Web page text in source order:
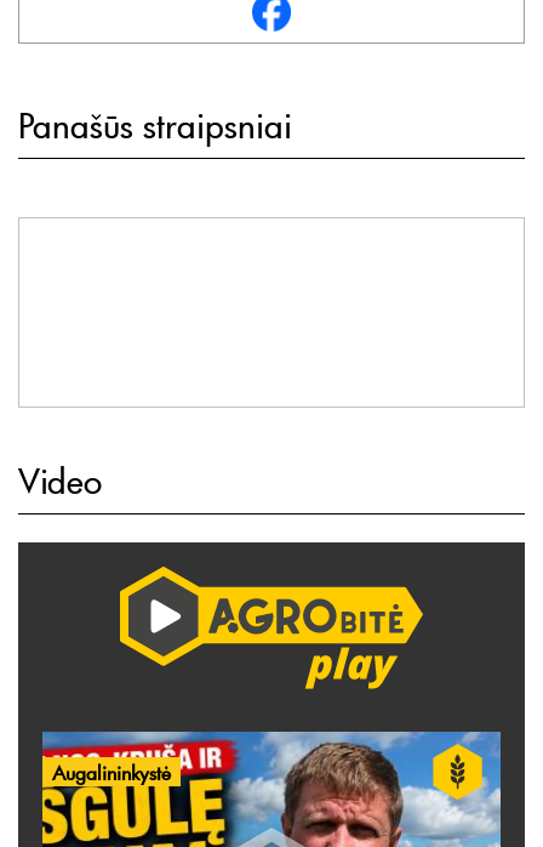
Panašūs straipsniai
Video
Augalininkystė